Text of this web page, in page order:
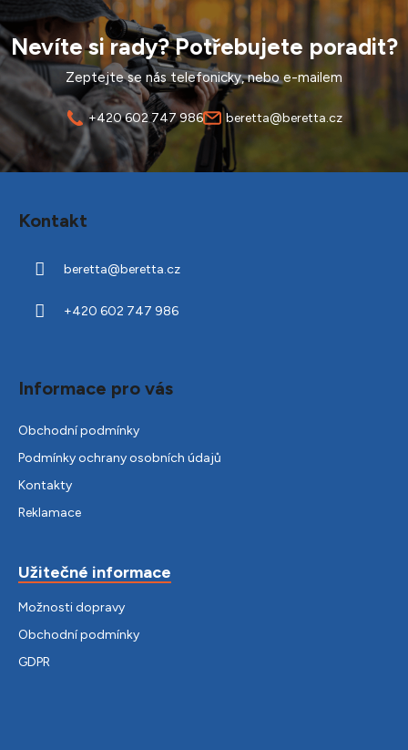
Nevíte si rady? Potřebujete poradit?
Zeptejte se nás telefonicky, nebo e-mailem
+420 602 747 986 beretta@beretta.cz
Kontakt
beretta@beretta.cz
+420 602 747 986
Informace pro vás
Obchodní podmínky
Podmínky ochrany osobních údajů
Kontakty
Reklamace
Užitečné informace
Možnosti dopravy
Obchodní podmínky
GDPR